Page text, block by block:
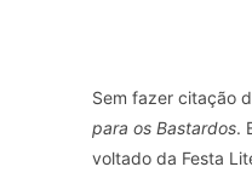
Sem fazer citação
para os Bastardos.
voltado da Festa